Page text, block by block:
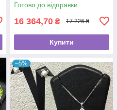
Готово до відправки
16 364,70 ₴ 17 226 ₴
Купити
–5%